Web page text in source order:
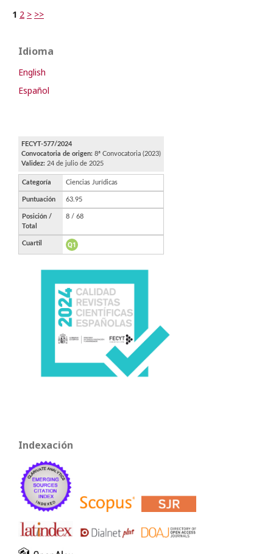
1 2 > >>
Idioma
English
Español
Indexación